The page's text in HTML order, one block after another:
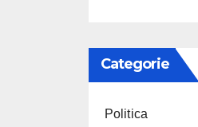
Categorie
Politica